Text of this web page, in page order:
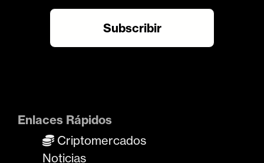
Enlaces Rápidos
Criptomercados
Noticias